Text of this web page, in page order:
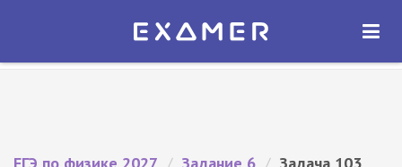
Экзамер — ЕГЭ 2027
ОТКРЫТЬ